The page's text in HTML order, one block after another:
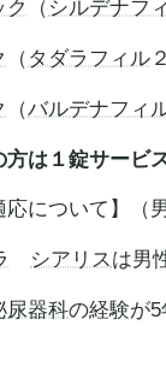
ク （ シルデナフ
（ タダラフィル
（バルデナフィ
は１錠サービ
応について】（
シアリスは男
尿器科の経験が